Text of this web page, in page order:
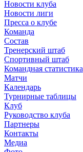
Новости клуба
Новости лиги
Пресса о клубе
Команда
Состав
Тренерский штаб
Спортивный штаб
Командная статистика
Матчи
Календарь
Турнирные таблицы
Клуб
Руководство клуба
Партнеры
Контакты
Медиа